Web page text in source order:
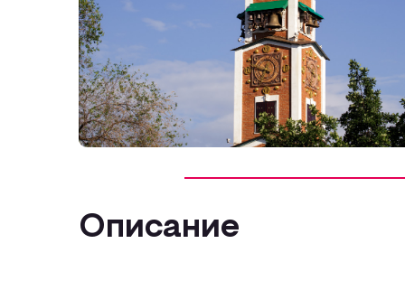
Описание